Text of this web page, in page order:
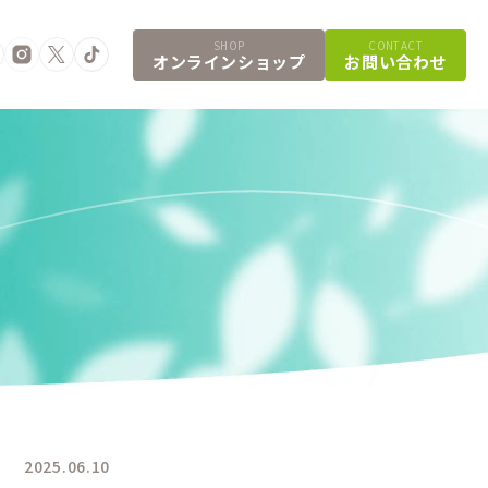
SHOP
オンラインショップ
CONTACT
お問い合わせ
2025.06.10